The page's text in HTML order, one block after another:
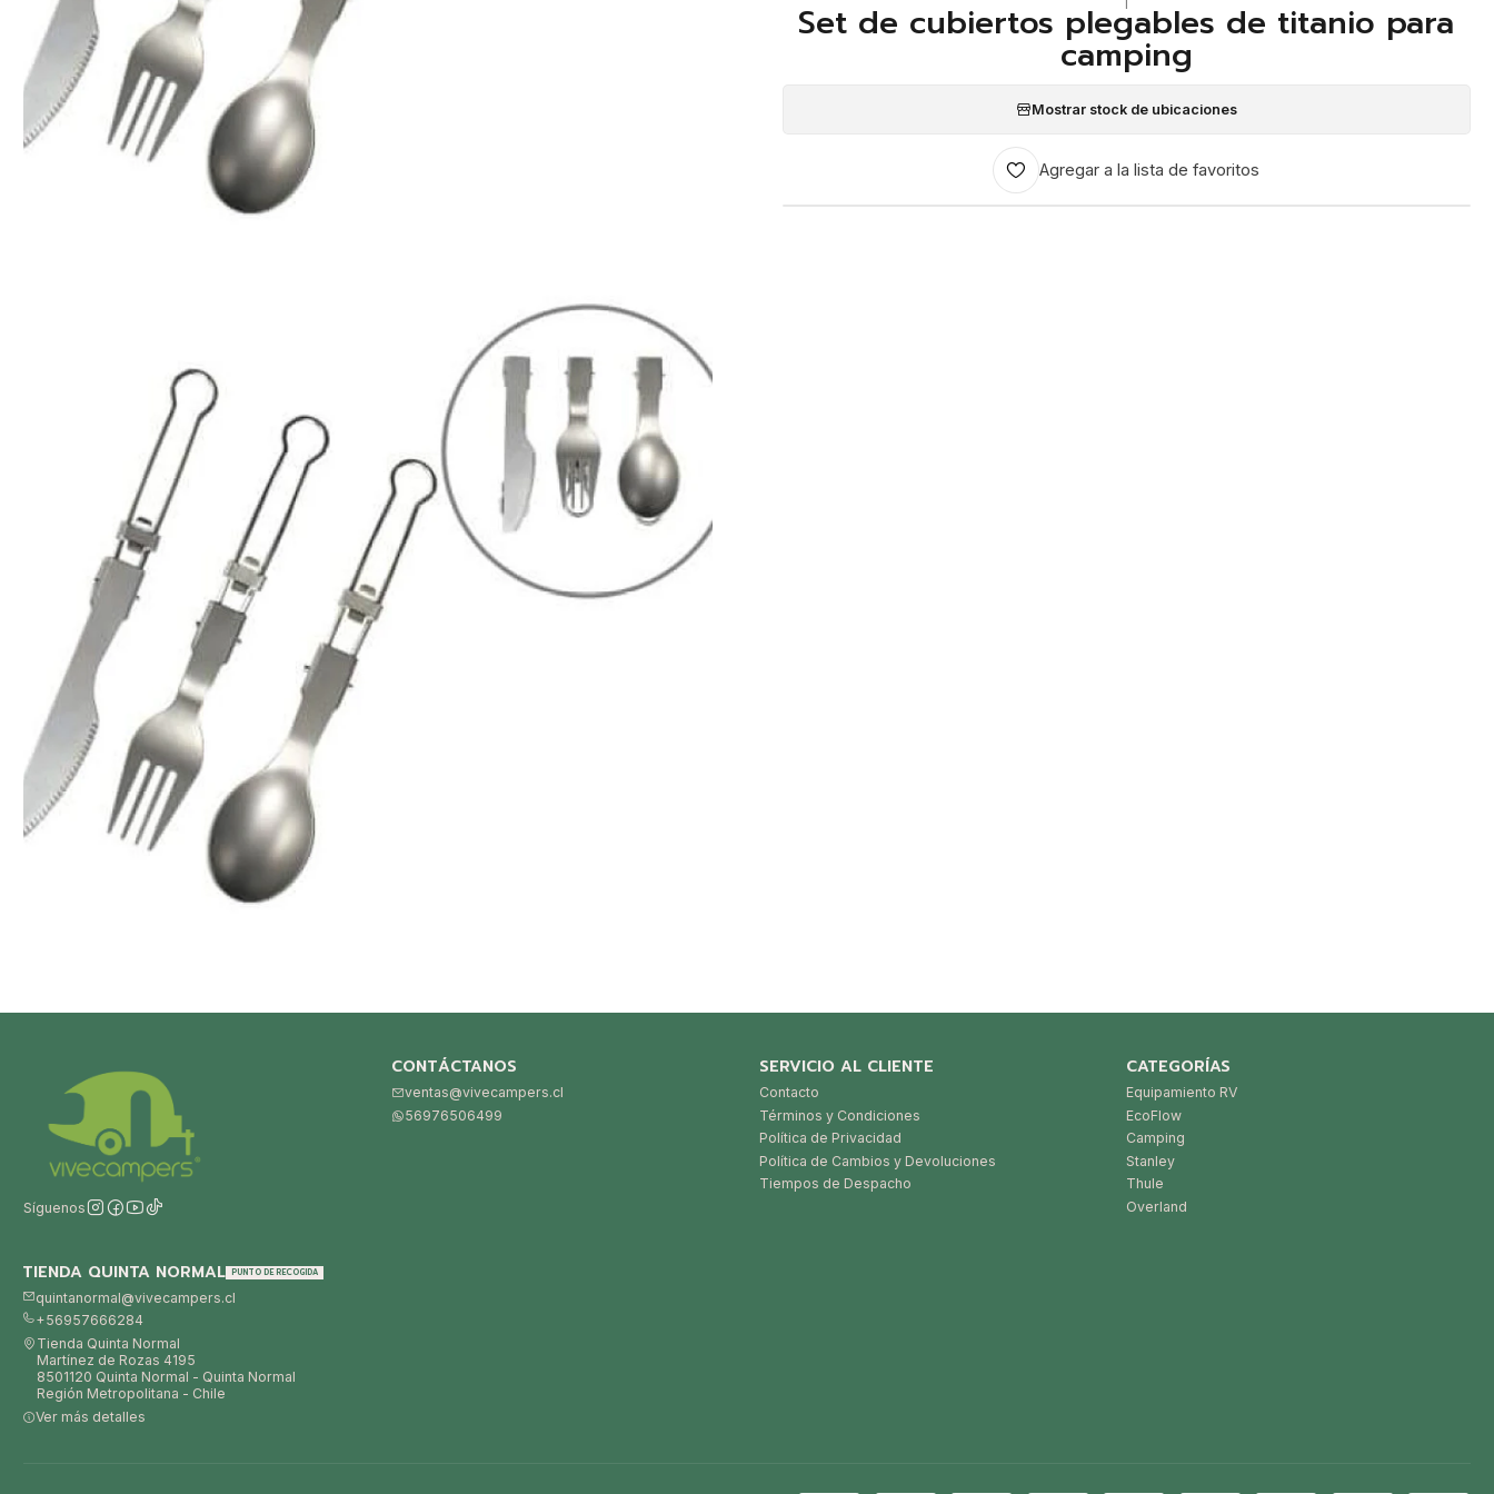
Set de cubiertos plegables de titanio para
camping
Mostrar stock de ubicaciones
Agregar a la lista de favoritos
Síguenos
CONTÁCTANOS
ventas@vivecampers.cl
56976506499
SERVICIO AL CLIENTE
Contacto
Términos y Condiciones
Política de Privacidad
Política de Cambios y Devoluciones
Tiempos de Despacho
CATEGORÍAS
Equipamiento RV
EcoFlow
Camping
Stanley
Thule
Overland
TIENDA QUINTA NORMAL PUNTO DE RECOGIDA
quintanormal@vivecampers.cl
+56957666284
Tienda Quinta Normal
Martínez de Rozas 4195
8501120 Quinta Normal - Quinta Normal
Región Metropolitana - Chile
Ver más detalles